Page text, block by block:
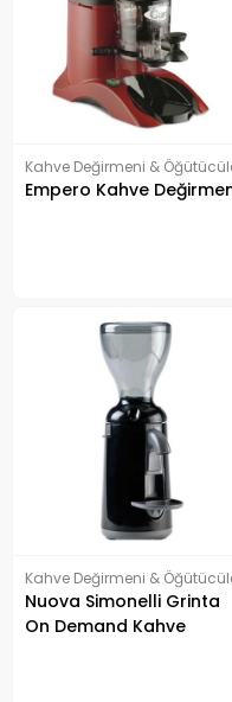
Kahve Değirmeni &
Empero Kahve
Kahve Değirmeni &
Nuova Simonelli Grinta
On Demand Kahve